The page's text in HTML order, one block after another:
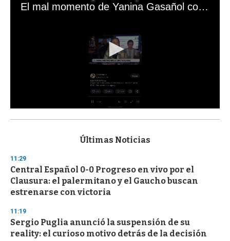
El mal momento de Yanina Gasañol con un hincha argentino en "Subrayado"
s
d
s
o
f
3
s
e
c
o
Últimas Noticias
11:29
Central Español 0-0 Progreso en vivo por el
Clausura: el palermitano y el Gaucho buscan
estrenarse con victoria
11:19
Sergio Puglia anunció la suspensión de su
reality: el curioso motivo detrás de la decisión